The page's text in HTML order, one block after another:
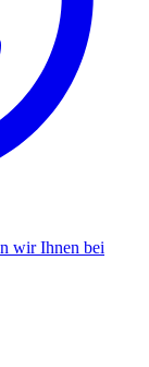
wir Ihnen bei